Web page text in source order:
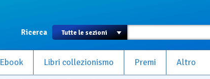
Ricerca
Ebook Libri collezionismo Premi Altro